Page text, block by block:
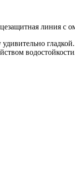
линия с